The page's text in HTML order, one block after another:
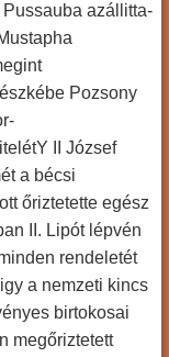
azállitta-
Pozsony
II József
a bécsi
őriztetette egész
II. Lipót lépvén
rendeletét
a nemzeti kincs
birtokosai
megőriztetett